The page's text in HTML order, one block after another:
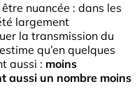
nuancée : dans les
largement
la transmission du
qu’en quelques
aussi : moins
aussi un nombre moins